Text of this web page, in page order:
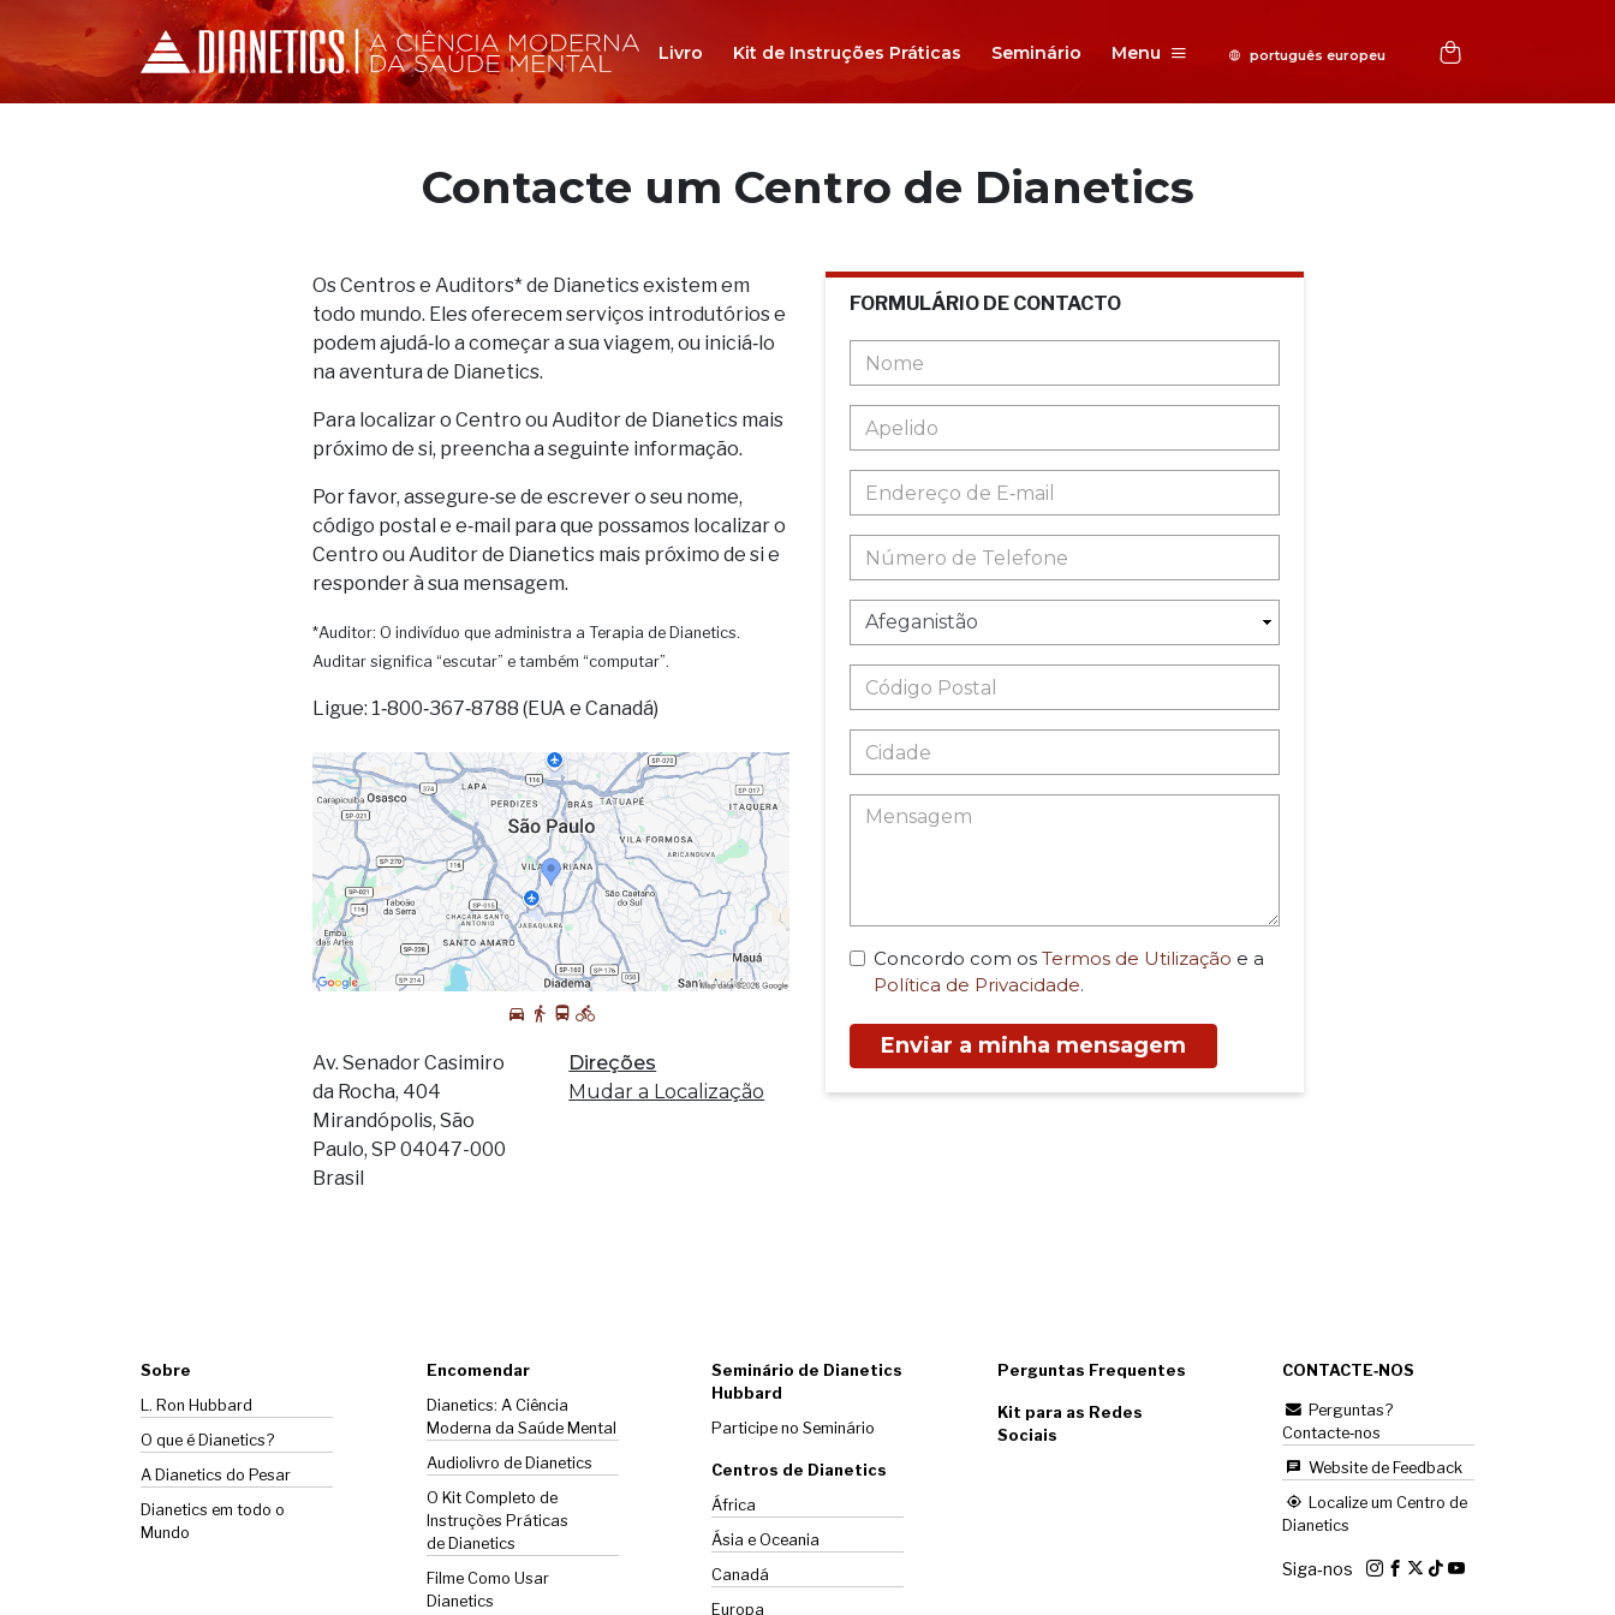
Livro Kit de Instruções Práticas Seminário Menu
Contacte um Centro de Dianetics
Os Centros e Auditors* de Dianetics existem em
todo mundo. Eles oferecem serviços introdutórios e
podem ajudá‑lo a começar a sua viagem, ou iniciá‑lo
na aventura de Dianetics.
Para localizar o Centro ou Auditor de Dianetics mais
próximo de si, preencha a seguinte informação.
Por favor, assegure‑se de escrever o seu nome,
código postal e e‑mail para que possamos localizar o
Centro ou Auditor de Dianetics mais próximo de si e
responder à sua mensagem.
*Auditor: O indivíduo que administra a Terapia de Dianetics.
Auditar significa “escutar” e também “computar”.
Ligue: 1‑800‑367‑8788 (EUA e Canadá)
Av. Senador Casimiro
da Rocha, 404
Mirandópolis, São
Paulo, SP 04047-000
Brasil
Direções
Mudar a Localização
FORMULÁRIO DE CONTACTO
Concordo com os Termos de Utilização e a
Política de Privacidade.
Enviar a minha mensagem
Sobre
L. Ron Hubbard
O que é Dianetics?
A Dianetics do Pesar
Dianetics em todo o
Mundo
Encomendar
Dianetics: A Ciência
Moderna da Saúde Mental
Audiolivro de Dianetics
O Kit Completo de
Instruções Práticas
de Dianetics
Filme Como Usar
Dianetics
Seminário de Dianetics
Hubbard
Participe no Seminário
Centros de Dianetics
África
Ásia e Oceania
Canadá
Europa
Perguntas Frequentes
Kit para as Redes
Sociais
CONTACTE‑NOS
Perguntas?
Contacte‑nos
Website de Feedback
Localize um Centro de
Dianetics
Siga‑nos